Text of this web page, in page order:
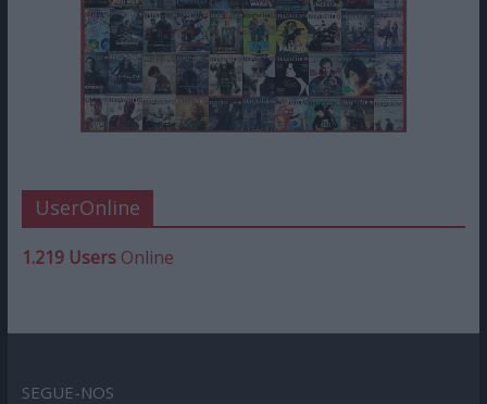
UserOnline
1.219 UsersOnline
SEGUE-NOS